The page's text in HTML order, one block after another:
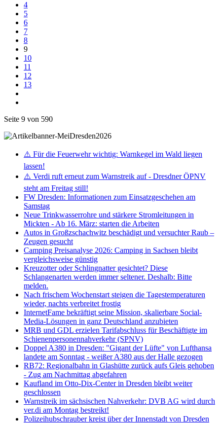
4
5
6
7
8
9
10
11
12
13
Seite 9 von 590
⚠️ Für die Feuerwehr wichtig: Warnkegel im Wald liegen
lassen!
⚠️ Verdi ruft erneut zum Warnstreik auf - Dresdner ÖPNV
steht am Freitag still!
FW Dresden: Informationen zum Einsatzgeschehen am
Samstag
Neue Trinkwasserrohre und stärkere Stromleitungen in
Mickten - Ab 16. März: starten die Arbeiten
Autos in Großzschachwitz beschädigt und versuchter Raub –
Zeugen gesucht
Camping Preisanalyse 2026: Camping in Sachsen bleibt
vergleichsweise günstig
Kreuzotter oder Schlingnatter gesichtet? Diese
Schlangenarten werden immer seltener. Deshalb: Bitte
melden.
Nach frischem Wochenstart steigen die Tagestemperaturen
wieder, nachts verbreitet frostig
InternetFame bekräftigt seine Mission, skalierbare Social-
Media-Lösungen in ganz Deutschland anzubieten
MRB und GDL erzielen Tarifabschluss für Beschäftigte im
Schienenpersonennahverkehr (SPNV)
Doppel A380 in Dresden: "Gigant der Lüfte" von Lufthansa
landete am Sonntag - weißer A380 aus der Halle gezogen
RB72: Regionalbahn in Glashütte zurück aufs Gleis gehoben
- Zug am Nachmittag abgefahren
Kaufland im Otto-Dix-Center in Dresden bleibt weiter
geschlossen
Warnstreik im sächsischen Nahverkehr: DVB AG wird durch
ver.di am Montag bestreikt!
Polizeihubschrauber kreist über der Innenstadt von Dresden